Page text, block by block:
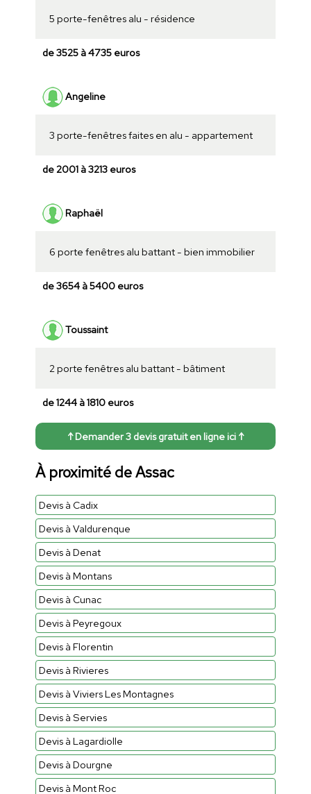
5 porte-fenêtres alu - résidence
de 3525 à 4735 euros
Angeline
3 porte-fenêtres faites en alu - appartement
de 2001 à 3213 euros
Raphaël
6 porte fenêtres alu battant - bien immobilier
de 3654 à 5400 euros
Toussaint
2 porte fenêtres alu battant - bâtiment
de 1244 à 1810 euros
↑ Demander 3 devis gratuit en ligne ici ↑
À proximité de Assac
Devis à Cadix
Devis à Valdurenque
Devis à Denat
Devis à Montans
Devis à Cunac
Devis à Peyregoux
Devis à Florentin
Devis à Rivieres
Devis à Viviers Les Montagnes
Devis à Servies
Devis à Lagardiolle
Devis à Dourgne
Devis à Mont Roc